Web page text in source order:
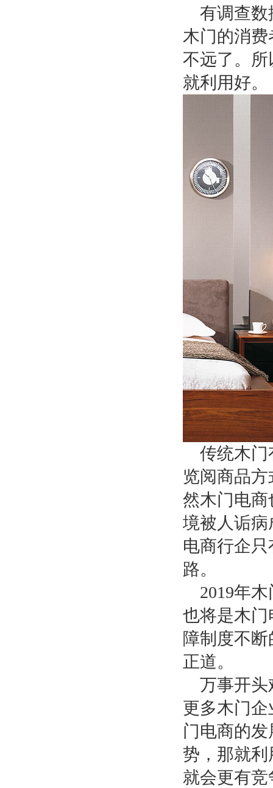
有调查数
木门的消
不远了。所
就利用好。
传统木门
览阅商品
然木门电
境被人诟病
电商行企
路。
2019年木
也将是木
障制度不
正道。
万事开头
更多木门
门电商的
势，那就
就会更有竞